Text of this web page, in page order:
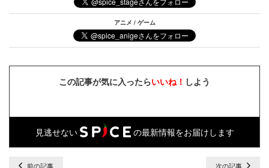
アニメ / ゲーム
この記事が気に入ったらいいね！ しよう
見逃せない の最新情報をお届けします
前の記事 次の記事